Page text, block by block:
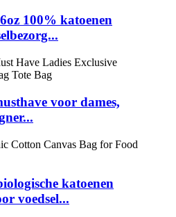
100% katoenen
voor dames,
katoenen
voedsel...